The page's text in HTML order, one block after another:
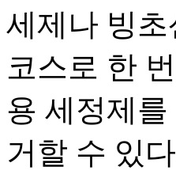
세제나 빙
코스로 한
용 세정제
거할 수 있